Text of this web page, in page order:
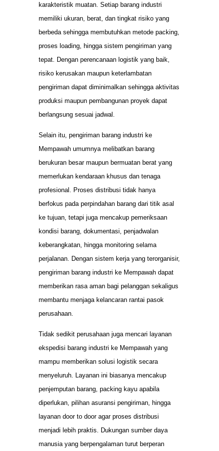
karakteristik muatan. Setiap barang industri
memiliki ukuran, berat, dan tingkat risiko yang
berbeda sehingga membutuhkan metode packing,
proses loading, hingga sistem pengiriman yang
tepat. Dengan perencanaan logistik yang baik,
risiko kerusakan maupun keterlambatan
pengiriman dapat diminimalkan sehingga aktivitas
produksi maupun pembangunan proyek dapat
berlangsung sesuai jadwal.
Selain itu, pengiriman barang industri ke
Mempawah umumnya melibatkan barang
berukuran besar maupun bermuatan berat yang
memerlukan kendaraan khusus dan tenaga
profesional. Proses distribusi tidak hanya
berfokus pada perpindahan barang dari titik asal
ke tujuan, tetapi juga mencakup pemeriksaan
kondisi barang, dokumentasi, penjadwalan
keberangkatan, hingga monitoring selama
perjalanan. Dengan sistem kerja yang terorganisir,
pengiriman barang industri ke Mempawah dapat
memberikan rasa aman bagi pelanggan sekaligus
membantu menjaga kelancaran rantai pasok
perusahaan.
Tidak sedikit perusahaan juga mencari layanan
ekspedisi barang industri ke Mempawah yang
mampu memberikan solusi logistik secara
menyeluruh. Layanan ini biasanya mencakup
penjemputan barang, packing kayu apabila
diperlukan, pilihan asuransi pengiriman, hingga
layanan door to door agar proses distribusi
menjadi lebih praktis. Dukungan sumber daya
manusia yang berpengalaman turut berperan